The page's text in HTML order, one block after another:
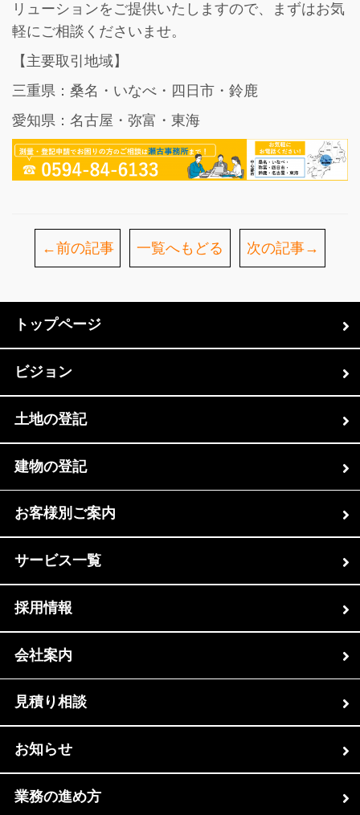
リューションをご提供いたしますので、まずはお気
軽にご相談くださいませ。
【主要取引地域】
三重県：桑名・いなべ・四日市・鈴鹿
愛知県：名古屋・弥富・東海
←前の記事 一覧へもどる 次の記事→
トップページ
ビジョン
土地の登記
建物の登記
お客様別ご案内
サービス一覧
採用情報
会社案内
見積り相談
お知らせ
業務の進め方